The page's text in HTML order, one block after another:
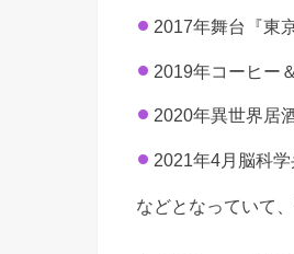
2017年舞台『東
2019年コーヒー
2020年異世界居
2021年4月脳科
などとなっていて